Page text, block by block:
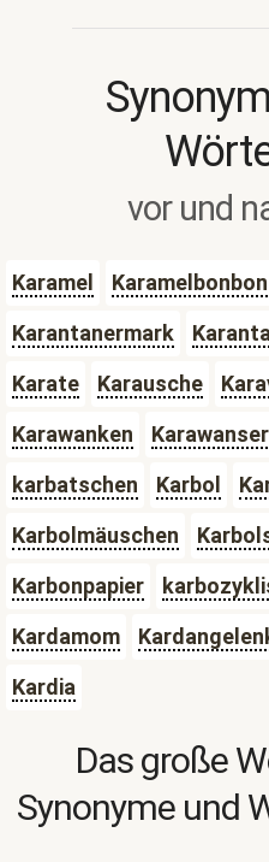
vor und
Karamel Karamelbonbon
Karantanermark
Karate
Karausche
Karawanken
karbatschen
Karbol
Karbolmäuschen
Karbonpapier
Kardamom
Kardia
Das große
Synonyme und